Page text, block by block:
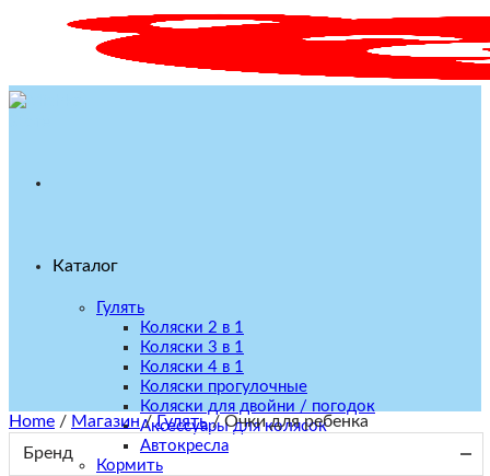
Каталог
Гулять
Коляски 2 в 1
Коляски 3 в 1
Коляски 4 в 1
Коляски прогулочные
Коляски для двойни / погодок
Аксессуары для колясок
Автокресла
Кормить
Home / Магазин / Гулять / Очки для ребенка
Бренд